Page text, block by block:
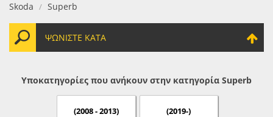
Skoda / Superb
ΨΩΝΊΣΤΕ ΚΑΤΆ
Υποκατηγορίες που ανήκουν στην κατηγορία Superb
(2008 - 2013) (2019-)